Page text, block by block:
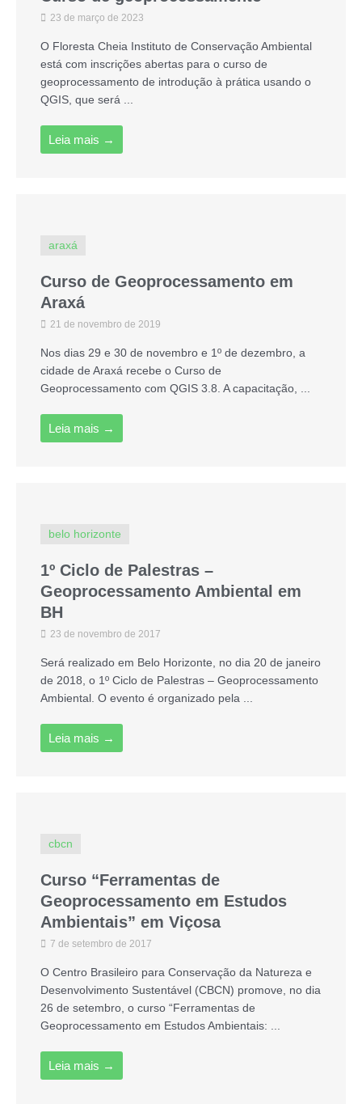
23 de março de 2023
O Floresta Cheia Instituto de Conservação Ambiental
está com inscrições abertas para o curso de
geoprocessamento de introdução à prática usando o
QGIS, que será ...
Leia mais →
araxá
Curso de Geoprocessamento em
Araxá
21 de novembro de 2019
Nos dias 29 e 30 de novembro e 1º de dezembro, a
cidade de Araxá recebe o Curso de
Geoprocessamento com QGIS 3.8. A capacitação, ...
Leia mais →
belo horizonte
1º Ciclo de Palestras –
Geoprocessamento Ambiental em
BH
23 de novembro de 2017
Será realizado em Belo Horizonte, no dia 20 de janeiro
de 2018, o 1º Ciclo de Palestras – Geoprocessamento
Ambiental. O evento é organizado pela ...
Leia mais →
cbcn
Curso “Ferramentas de
Geoprocessamento em Estudos
Ambientais” em Viçosa
7 de setembro de 2017
O Centro Brasileiro para Conservação da Natureza e
Desenvolvimento Sustentável (CBCN) promove, no dia
26 de setembro, o curso “Ferramentas de
Geoprocessamento em Estudos Ambientais: ...
Leia mais →